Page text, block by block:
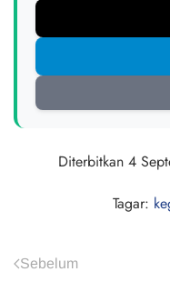
Diterbitkan 4
Tagar:
Sebelum